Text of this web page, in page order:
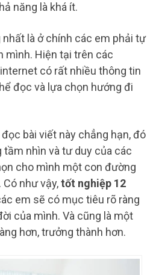
năng là khá ít.
nhất là ở chính các em phải tự
mình. Hiện tại trên các
có rất nhiều thông tin
đọc và lựa chọn hướng đi
bài viết này chẳng hạn, đó
nhìn và tư duy của các
cho mình một con đường
như vậy,tốt nghiệp 12
em sẽ có mục tiêu rõ ràng
của mình. Và cũng là một
hơn, trưởng thành hơn.